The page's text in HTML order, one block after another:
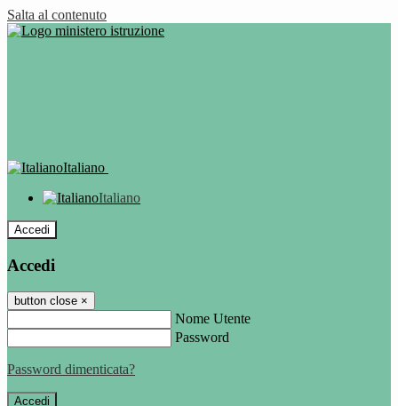
Salta al contenuto
Italiano
Italiano
Accedi
Accedi
button close ×
Nome Utente
Password
Password dimenticata?